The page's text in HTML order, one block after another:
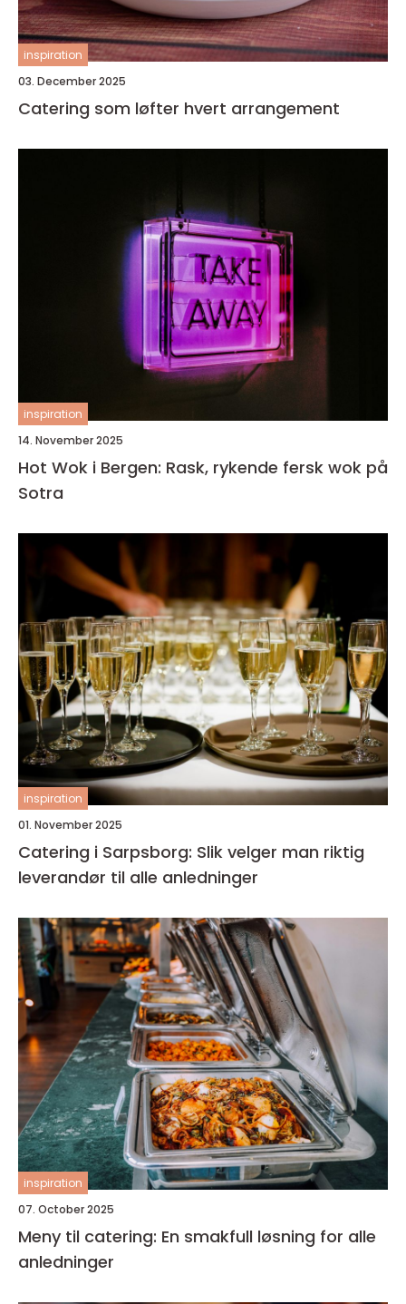
inspiration
03. December 2025
Catering som løfter hvert arrangement
inspiration
14. November 2025
Hot Wok i Bergen: Rask, rykende fersk wok på
Sotra
inspiration
01. November 2025
Catering i Sarpsborg: Slik velger man riktig
leverandør til alle anledninger
inspiration
07. October 2025
Meny til catering: En smakfull løsning for alle
anledninger